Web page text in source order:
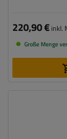
220,90 €inkl.
Große Menge